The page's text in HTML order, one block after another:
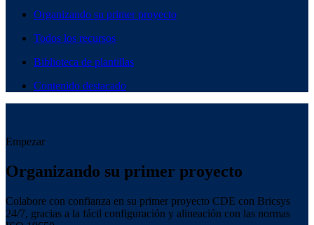
Organizando su primer proyecto
Todos los recursos
Biblioteca de plantillas
Contenido destacado
Empezar
Organizando su primer proyecto
Colabore con confianza en su primer proyecto CDE con Bricsys
24/7, gracias a la fácil configuración y alineación con las normas